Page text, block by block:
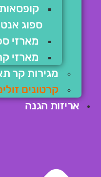
קופסאות
ספוג
מארזי
מארזי
מגירות קר תא
קרטונים
אריזות הגנה